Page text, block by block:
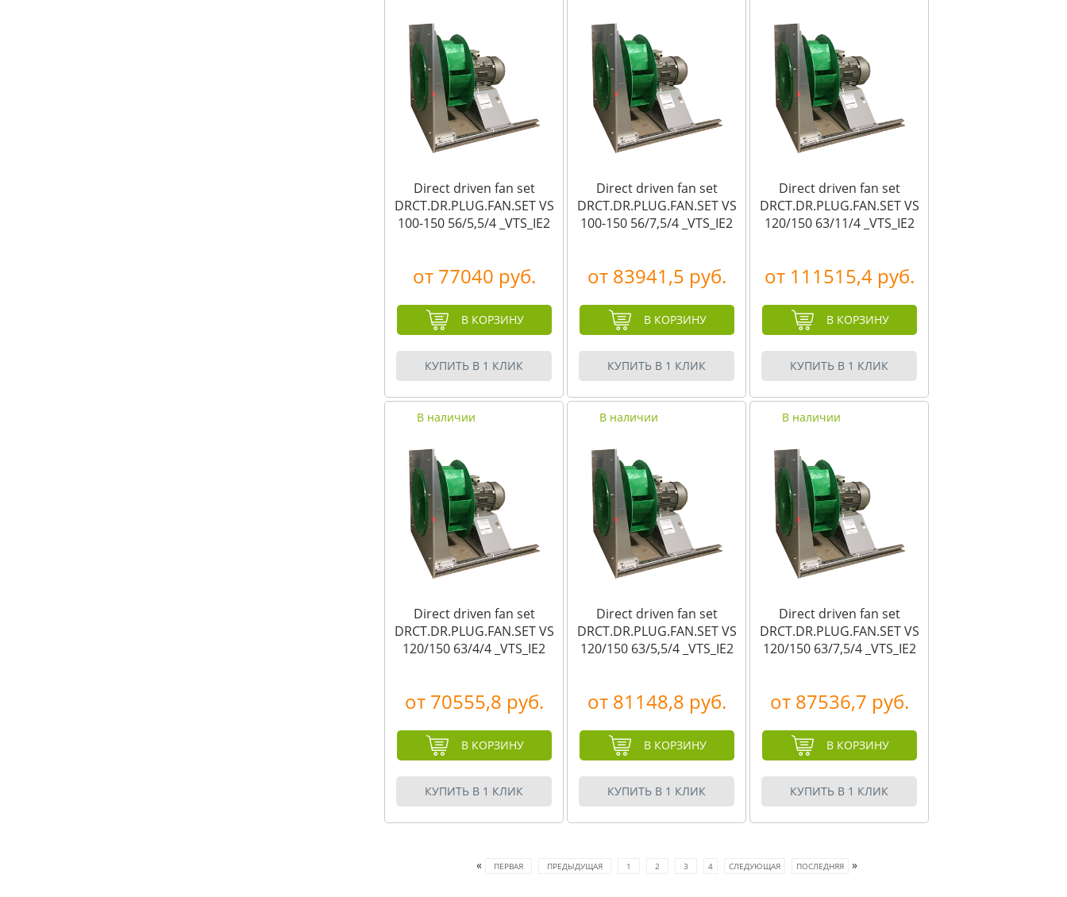
Direct driven fan set
DRCT.DR.PLUG.FAN.SET VS
100-150 56/5,5/4 _VTS_IE2
от 77040 руб.
В КОРЗИНУ
КУПИТЬ В 1 КЛИК
Direct driven fan set
DRCT.DR.PLUG.FAN.SET VS
100-150 56/7,5/4 _VTS_IE2
от 83941,5 руб.
В КОРЗИНУ
КУПИТЬ В 1 КЛИК
Direct driven fan set
DRCT.DR.PLUG.FAN.SET VS
120/150 63/11/4 _VTS_IE2
от 111515,4 руб.
В КОРЗИНУ
КУПИТЬ В 1 КЛИК
В наличии
Direct driven fan set
DRCT.DR.PLUG.FAN.SET VS
120/150 63/4/4 _VTS_IE2
от 70555,8 руб.
В КОРЗИНУ
КУПИТЬ В 1 КЛИК
В наличии
Direct driven fan set
DRCT.DR.PLUG.FAN.SET VS
120/150 63/5,5/4 _VTS_IE2
от 81148,8 руб.
В КОРЗИНУ
КУПИТЬ В 1 КЛИК
В наличии
Direct driven fan set
DRCT.DR.PLUG.FAN.SET VS
120/150 63/7,5/4 _VTS_IE2
от 87536,7 руб.
В КОРЗИНУ
КУПИТЬ В 1 КЛИК
« ПЕРВАЯ ПРЕДЫДУЩАЯ 1 2 3 4 СЛЕДУЮЩАЯ ПОСЛЕДНЯЯ »